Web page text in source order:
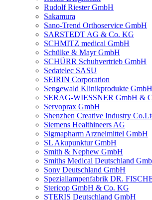
Rudolf Riester GmbH
Sakamura
Sano-Trend Orthoservice GmbH
SARSTEDT AG & Co. KG
SCHMITZ medical GmbH
Schülke & Mayr GmbH
SCHÜRR Schuhvertrieb GmbH
Sedatelec SASU
SEIRIN Corporation
Sengewald Klinikprodukte GmbH
SERAG-WIESSNER GmbH &
Servoprax GmbH
Shenzhen Creative Industry
Siemens Healthineers AG
Sigmapharm Arzneimittel GmbH
SL Akupunktur GmbH
Smith & Nephew GmbH
Smiths Medical Deutschland
Sony Deutschland GmbH
Speziallampenfabrik DR.
Stericop GmbH & Co. KG
STERIS Deutschland GmbH